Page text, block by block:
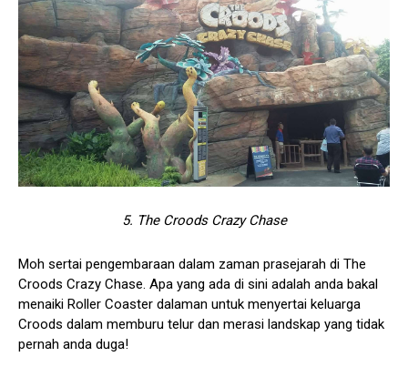
5. The Croods Crazy Chase
Moh sertai pengembaraan dalam zaman prasejarah di The
Croods Crazy Chase. Apa yang ada di sini adalah anda bakal
menaiki Roller Coaster dalaman untuk menyertai keluarga
Croods dalam memburu telur dan merasi landskap yang tidak
pernah anda duga!